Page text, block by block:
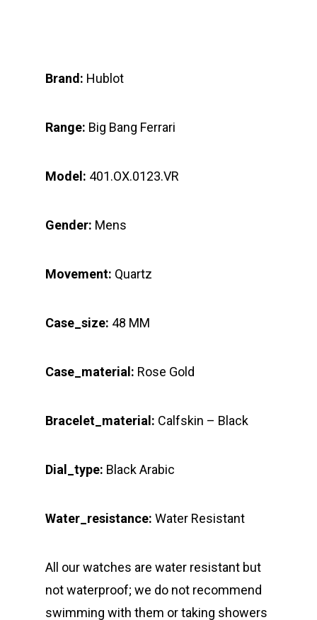
Brand: Hublot
Range: Big Bang Ferrari
Model: 401.OX.0123.VR
Gender: Mens
Movement: Quartz
Case_size: 48 MM
Case_material: Rose Gold
Bracelet_material: Calfskin – Black
Dial_type: Black Arabic
Water_resistance: Water Resistant
All our watches are water resistant but
not waterproof; we do not recommend
swimming with them or taking showers